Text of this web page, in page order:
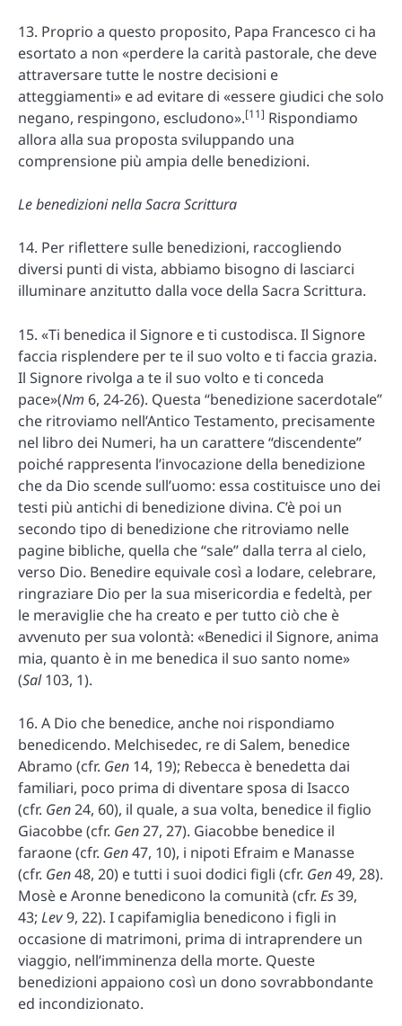
13. Proprio a questo proposito, Papa Francesco ci ha
esortato a non «perdere la carità pastorale, che deve
attraversare tutte le nostre decisioni e
atteggiamenti» e ad evitare di «essere giudici che solo
negano, respingono, escludono».[11] Rispondiamo
allora alla sua proposta sviluppando una
comprensione più ampia delle benedizioni.
Le benedizioni nella Sacra Scrittura
14. Per riflettere sulle benedizioni, raccogliendo
diversi punti di vista, abbiamo bisogno di lasciarci
illuminare anzitutto dalla voce della Sacra Scrittura.
15. «Ti benedica il Signore e ti custodisca. Il Signore
faccia risplendere per te il suo volto e ti faccia grazia.
Il Signore rivolga a te il suo volto e ti conceda
pace»(Nm 6, 24-26). Questa “benedizione sacerdotale”
che ritroviamo nell’Antico Testamento, precisamente
nel libro dei Numeri, ha un carattere “discendente”
poiché rappresenta l’invocazione della benedizione
che da Dio scende sull’uomo: essa costituisce uno dei
testi più antichi di benedizione divina. C’è poi un
secondo tipo di benedizione che ritroviamo nelle
pagine bibliche, quella che “sale” dalla terra al cielo,
verso Dio. Benedire equivale così a lodare, celebrare,
ringraziare Dio per la sua misericordia e fedeltà, per
le meraviglie che ha creato e per tutto ciò che è
avvenuto per sua volontà: «Benedici il Signore, anima
mia, quanto è in me benedica il suo santo nome»
(Sal103, 1).
16. A Dio che benedice, anche noi rispondiamo
benedicendo. Melchisedec, re di Salem, benedice
Abramo (cfr. Gen 14, 19); Rebecca è benedetta dai
familiari, poco prima di diventare sposa di Isacco
(cfr. Gen24, 60), il quale, a sua volta, benedice il figlio
Giacobbe (cfr. Gen27, 27). Giacobbe benedice il
faraone (cfr. Gen47, 10), i nipoti Efraim e Manasse
(cfr. Gen48, 20) e tutti i suoi dodici figli (cfr. Gen49, 28).
Mosè e Aronne benedicono la comunità (cfr. Es39,
43; Lev9, 22). I capifamiglia benedicono i figli in
occasione di matrimoni, prima di intraprendere un
viaggio, nell’imminenza della morte. Queste
benedizioni appaiono così un dono sovrabbondante
ed incondizionato.